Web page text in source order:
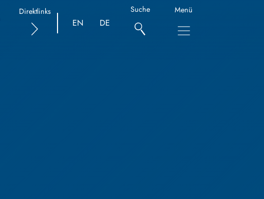
Direktlinks
EN DE
Suche Menü